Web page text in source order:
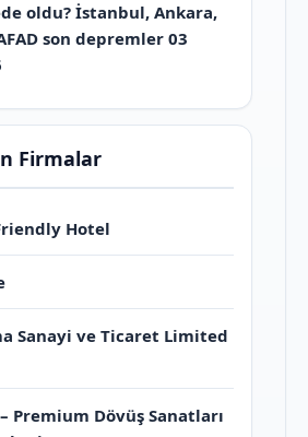
oldu? İstanbul, Ankara,
son depremler 03
Firmalar
Hotel
Sanayi ve Ticaret Limited
Premium Dövüş Sanatları